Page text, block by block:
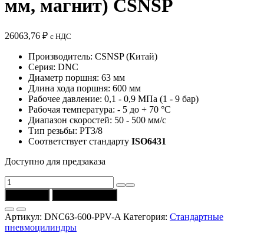
мм, магнит) CSNSP
26063,76 ₽ с НДС
Производитель: CSNSP (Китай)
Серия: DNC
Диаметр поршня: 63 мм
Длина хода поршня: 600 мм
Рабочее давление: 0,1 - 0,9 МПа (1 - 9 бар)
Рабочая температура: - 5 до + 70 °C
Диапазон скоростей: 50 - 500 мм/с
Тип резьбы: РТ3/8
Соответствует стандарту ISO6431
Доступно для предзаказа
Количество
товара
Пневмоцилиндр
DNC63-
600-
PPV-
Артикул: DNC63-600-PPV-A Категория: Стандартные
пневмоцилиндры